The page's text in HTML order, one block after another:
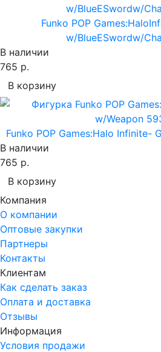
Funko POP
w/BlueESwordw/
В наличии
765 р.
В корзину
Funko POP Games:Halo Infinite-
В наличии
765 р.
В корзину
Компания
О компании
Оптовые закупки
Партнеры
Контакты
Клиентам
Как сделать заказ
Оплата и доставка
Отзывы
Информация
Условия продажи